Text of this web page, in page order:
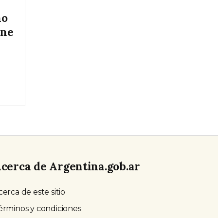
de Argentina.gob.ar
de este sitio
y condiciones